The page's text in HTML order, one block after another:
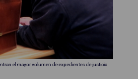
el mayor volumen de expedientes de justicia